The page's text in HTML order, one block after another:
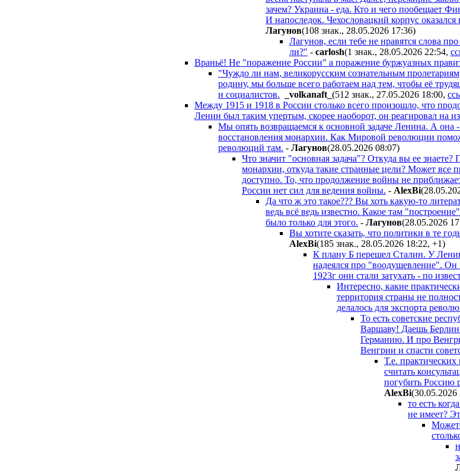
зачем? Украина - еда. Кто и чего пообещает
И напоследок. Чехословацкий корпус
Лaгyнoв(108 знак., 28.05.2026 17:36)
Лагунов, если тебе не нравятся слова
ли?" - carlosh(1 знак., 28.05.2026 22:54,
Враньё! Не "поражение России" а поражение буржуазных
"Чуждо ли нам, великорусским сознательным
родину, мы больше всего работаем над тем, чтобы её
и социалистов.
_volkanaft_ (512 знак., 27.05.2026 18:00,
Между 1915 и 1918 в России столько всего произошло, что
Ленин был таким упертым, скорее наоборот, он реагировал на
Мы опять возвращаемся к основной задаче Ленина. А
восстановления монархии. Как Мировой революции
революций там. - Лaгyнoв(28.05.2026 08:07)
Что значит "основная задача"? Откуда вы ее
монархии, откуда такие странные цели? Может все
доступно. То, что продолжение войны не
России нет сил для ведения войны. - AlexBi
Да что ж это такое??? Вы хоть какую-то
ведь всё ведь известно. Какое там
было только для этого. - Лaгyнoв(28.05.2026
Вы хотите сказать, что политики в те
AlexBi(185 знак., 28.05.2026 18:22, +1)
К плану Б перешел Сталин. У
надеялся про "воодушевление".
1923г они стали затухать - по
Интересно, какие
территория страны не
делалось для экспорта
То есть советские
Варшаву! Даешь
Германию. И про
Венгрии и спасти
Т.е.
считать
погубить Россию
AlexBi(30.05.2026
то есть
не имеет?